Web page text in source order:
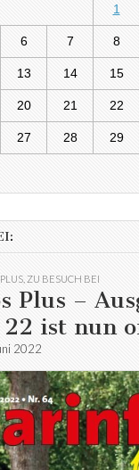
1
6 7 8
13 14 15
20 21 22
27 28 29
ZU BESUCH BEI
Plus –
ist nun
2022